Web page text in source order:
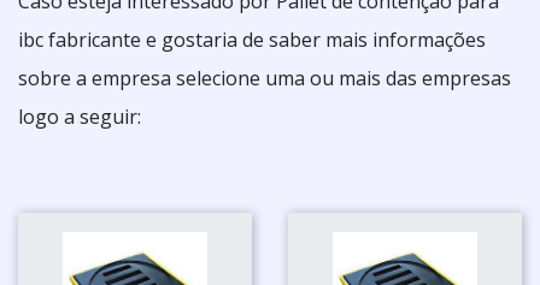
ibc fabricante e gostaria de saber mais informações
sobre a empresa selecione uma ou mais das empresas
logo a seguir: